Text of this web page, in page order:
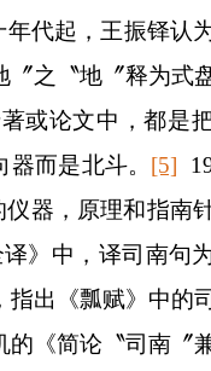
年代起，王振铎认
之〝地〞释为式
或论文中，都是
而是北斗。 [5]
器，原理和指南
》中，译司南句
出《瓢赋》中的
的《简论〝司南〞